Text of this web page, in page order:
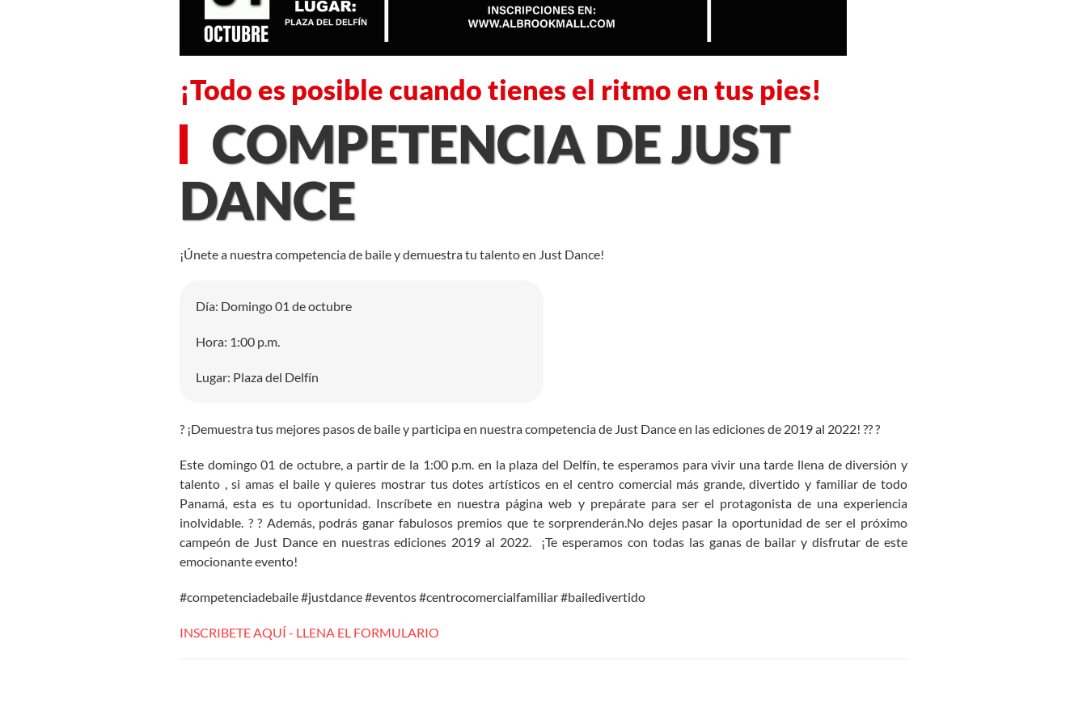
¡Todo es posible cuando tienes el ritmo en tus pies!
COMPETENCIA DE JUST
DANCE
¡Únete a nuestra competencia de baile y demuestra tu talento en Just Dance!
Día: Domingo 01 de octubre
Hora: 1:00 p.m.
Lugar: Plaza del Delfín
? ¡Demuestra tus mejores pasos de baile y participa en nuestra competencia de Just Dance en las ediciones de 2019 al 2022! ?? ?
Este domingo 01 de octubre, a partir de la 1:00 p.m. en la plaza del Delfín, te esperamos para vivir una tarde llena de diversión y
talento , si amas el baile y quieres mostrar tus dotes artísticos en el centro comercial más grande, divertido y familiar de todo
Panamá, esta es tu oportunidad. Inscríbete en nuestra página web y prepárate para ser el protagonista de una experiencia
inolvidable. ? ? Además, podrás ganar fabulosos premios que te sorprenderán.No dejes pasar la oportunidad de ser el próximo
campeón de Just Dance en nuestras ediciones 2019 al 2022. ¡Te esperamos con todas las ganas de bailar y disfrutar de este
emocionante evento!
#competenciadebaile #justdance #eventos #centrocomercialfamiliar #bailedivertido
INSCRIBETE AQUÍ - LLENA EL FORMULARIO